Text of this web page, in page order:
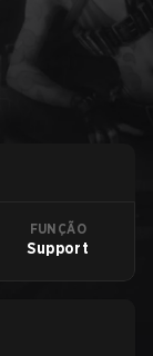
FUNÇÃO
Support